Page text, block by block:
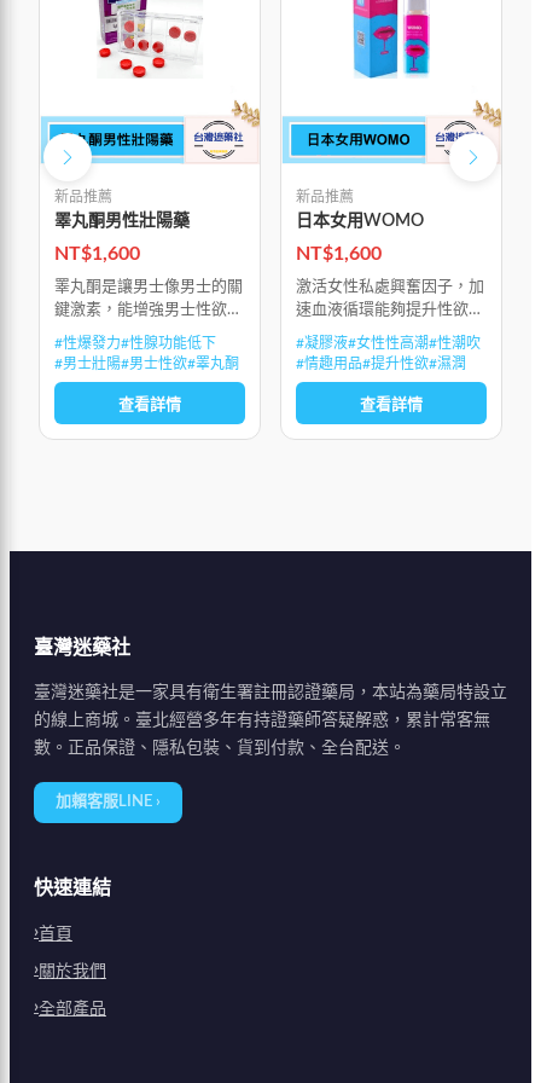
新品推薦
睪丸酮男性壯陽藥
NT$1,600
睪丸酮是讓男士像男士的關
鍵激素，能增強男士性欲、
促進肌肉生長和加強爆發力
#性爆發力#性腺功能低下
#男士壯陽#男士性欲#睪丸酮
查看詳情
新品推薦
日本女用WOMO
NT$1,600
激活女性私處興奮因子，加
速血液循環能夠提升性欲，
讓女性渴望，春心蕩漾縮短
女性性高潮潛伏期，達到徹
底巔峰，提高私處敏感度，
每次抽插快感放大，開始時
的酥麻微熱到
#凝膠液#女性性高潮#性潮吹
#情趣用品#提升性欲#濕潤
查看詳情
臺灣迷藥社
臺灣迷藥社是一家具有衛生署註冊認證藥局，本站為藥局特設立
的線上商城。臺北經營多年有持證藥師答疑解惑，累計常客無
數。正品保證、隱私包裝、貨到付款、全台配送。
加賴客服LINE ›
快速連結
首頁
關於我們
全部產品